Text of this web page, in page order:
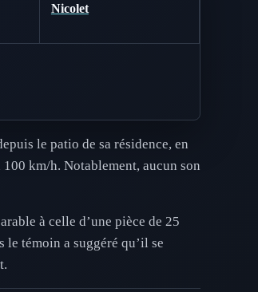
Nicolet
le patio de sa résidence, en
km/h. Notablement, aucun son
à celle d’une pièce de 25
témoin a suggéré qu’il se